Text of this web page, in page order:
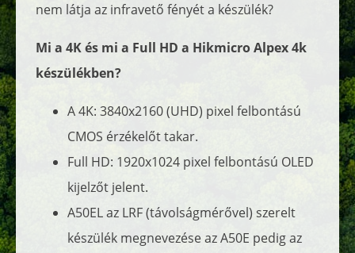
nem látja az infravető fényét a készülék?
Mi a 4K és mi a Full HD a Hikmicro Alpex 4k
készülékben?
A 4K: 3840x2160 (UHD) pixel felbontású
CMOS érzékelőt takar.
Full HD: 1920x1024 pixel felbontású OLED
kijelzőt jelent.
A50EL az LRF (távolságmérővel) szerelt
készülék megnevezése az A50E pedig az